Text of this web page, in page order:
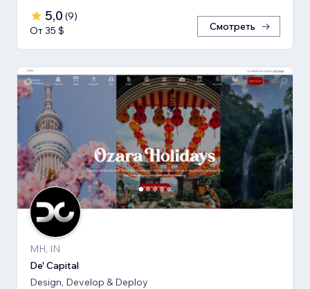
5,0 (9)
От 35 $
Смотреть
MH, IN
De' Capital
Design, Develop & Deploy